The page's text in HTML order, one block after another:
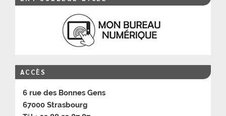
ACCÈS
6 rue des Bonnes Gens
67000 Strasbourg